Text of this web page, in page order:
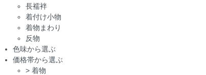
長襦袢
着付け小物
着物まわり
反物
色味から選ぶ
価格帯から選ぶ
> 着物